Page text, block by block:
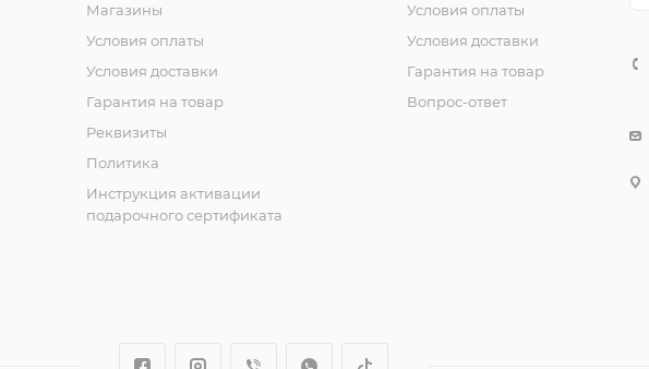
Магазины
Условия оплаты
Условия доставки
Гарантия на товар
Реквизиты
Политика
Инструкция активации
подарочного сертификата
Условия оплаты
Условия доставки
Гарантия на товар
Вопрос-ответ